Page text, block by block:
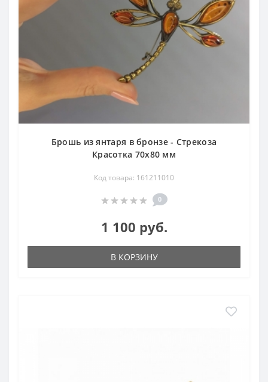
Брошь из янтаря в бронзе - Стрекоза
Красотка 70х80 мм
Код товара: 161211010
0
1 100 руб.
В КОРЗИНУ